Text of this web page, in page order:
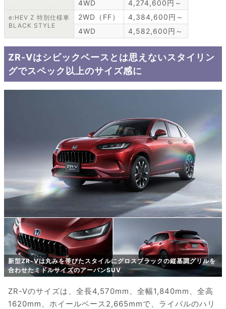
4WD
4,274,600円～
e:HEV Z 特別仕様車
BLACK STYLE
2WD（FF）
4,384,600円～
4WD
4,582,600円～
ZR-Vはシビックベースとは思えないスタイリン
グでスペック以上のサイズ感に
新型ZR-Vは丸みを帯びたスタイルにグロスブラックの縦基調グリルを
合わせたミドルサイズのアーバンSUV
ZR-Vのサイズは、全長4,570mm、全幅1,840mm、全高
1620mm、ホイールベース2,665mmで、ライバルのハリ